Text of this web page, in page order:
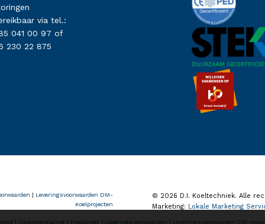
via tel.:
041 00 97 of
230 22 875
| Leveringsvoorwaarden DM-
Koelprojecten
© 2026 D.I. Koeltechniek. Alle
Marketing: Lokale Marketing
| Cookieverklaring | Proclaimer | Leveringsvoorwaarden | Leveringsvoorwaarden DM-